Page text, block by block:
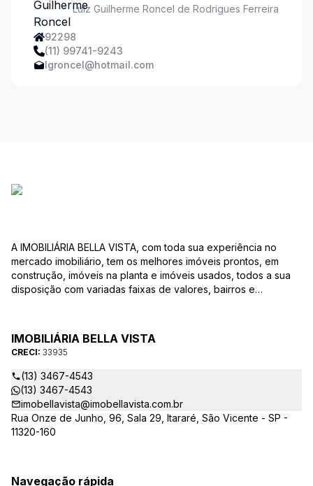
Luiz Guilherme Roncel de Rodrigues Ferreira
92298
(11) 99741-9243
lgroncel@hotmail.com
A IMOBILIÁRIA BELLA VISTA, com toda sua experiência no
mercado imobiliário, tem os melhores imóveis prontos, em
construção, imóveis na planta e imóveis usados, todos a sua
disposição com variadas faixas de valores, bairros e
ao CRECI-EE – estarão sempre prontos para responder-lhe
todas as suas dúvidas sobre casas, apartamentos, terrenos,
salas comerciais e outros produtos imobiliários.
IMOBILIÁRIA BELLA VISTA
CRECI: 33935
(13) 3467-4543
(13) 3467-4543
imobellavista@imobellavista.com.br
Rua Onze de Junho, 96, Sala 29, Itararé, São Vicente - SP -
11320-160
Navegação rápida